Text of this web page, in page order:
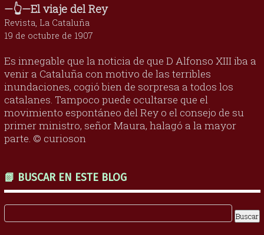
—👆—El viaje del Rey
Revista, La Cataluña
19 de octubre de 1907
Es innegable que la noticia de que D Alfonso XIII iba a
venir a Cataluña con motivo de las terribles
inundaciones, cogió bien de sorpresa a todos los
catalanes. Tampoco puede ocultarse que el
movimiento espontáneo del Rey o el consejo de su
primer ministro, señor Maura, halagó a la mayor
parte. © curioson
📗 BUSCAR EN ESTE BLOG